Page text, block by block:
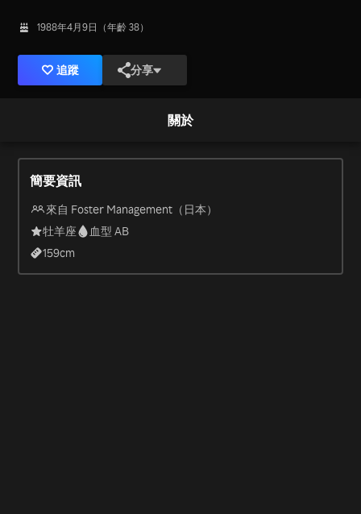
1988年4月9日（年齡 38）
追蹤 分享
關於
簡要資訊
來自 Foster Management（日本）
牡羊座
血型 AB
159cm